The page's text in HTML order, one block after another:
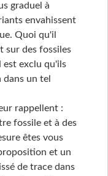
graduel à
envahissent
Quoi qu'il
sur des fossiles
est exclu qu'ils
un tel
rappellent :
fossile et à des
êtes vous
et un
de trace dans